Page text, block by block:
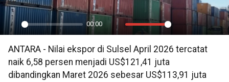
Play
00:00
Mute Settings
PIP
ANTARA - Nilai ekspor di Sulsel April 2026 tercatat
naik 6,58 persen menjadi US$121,41 juta
dibandingkan Maret 2026 sebesar US$113,91 juta